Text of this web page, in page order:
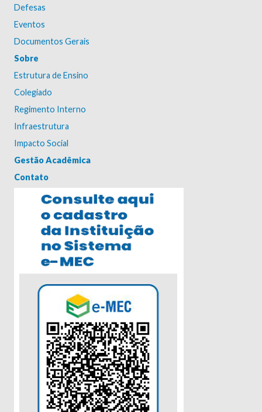
Defesas
Eventos
Documentos Gerais
Sobre
Estrutura de Ensino
Colegiado
Regimento Interno
Infraestrutura
Impacto Social
Gestão Acadêmica
Contato